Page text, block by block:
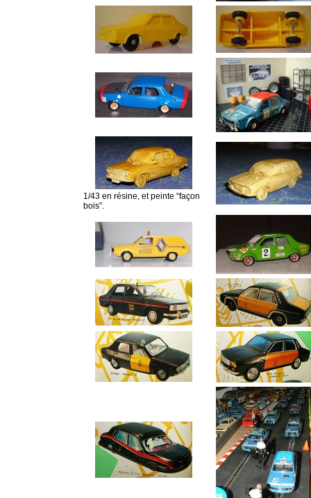
1/43 en résine, et peinte “façon
bois”.